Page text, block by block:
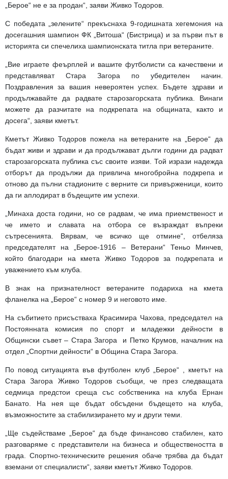
„Берое“ не е за продан“, заяви Живко Тодоров.
С победата „зелените“ прекъснаха 9-годишната хегемония на
досегашния шампион ФК „Витоша“ (Бистрица) и за първи път в
историята си спечелиха шампионската титла при ветераните.
„Вие играете феърплей и вашите футболисти са качествени и
представляват Стара Загора по убедителен начин.
Поздравления за вашия невероятен успех. Бъдете здрави и
продължавайте да радвате старозагорската публика. Винаги
можете да разчитате на подкрепата на общината, както и
досега“, заяви кметът.
Кметът Живко Тодоров пожела на ветераните на „Берое“ да
бъдат живи и здрави и да продължават дълги години да радват
старозагорската публика със своите изяви. Той изрази надежда
отборът да продължи да привлича многобройна подкрепа и
отново да пълни стадионите с верните си привърженици, които
да ги аплодират в бъдещите им успехи.
„Минаха доста години, но се радвам, че има приемственост и
че името и славата на отбора се възраждат въпреки
сътресенията. Вярвам, че всичко ще отмине“, отбеляза
председателят на „Берое-1916 – Ветерани“ Теньо Минчев,
който благодари на кмета Живко Тодоров за подкрепата и
уважението към клуба.
В знак на признателност ветераните подариха на кмета
фланелка на „Берое“ с номер 9 и неговото име.
На събитието присъстваха Красимира Чахова, председател на
Постоянната комисия по спорт и младежки дейности в
Общински съвет – Стара Загора и Петко Крумов, началник на
отдел „Спортни дейности“ в Община Стара Загора.
По повод ситуацията във футболен клуб „Берое“ , кметът на
Стара Загора Живко Тодоров съобщи, че през следващата
седмица предстои среща със собственика на клуба Ернан
Банато. На нея ще бъдат обсъдени бъдещето на клуба,
възможностите за стабилизирането му и други теми.
„Ще съдействаме „Берое“ да бъде финансово стабилен, като
разговаряме с представители на бизнеса и обществеността в
града. Спортно-техническите решения обаче трябва да бъдат
вземани от специалисти“, заяви кметът Живко Тодоров.